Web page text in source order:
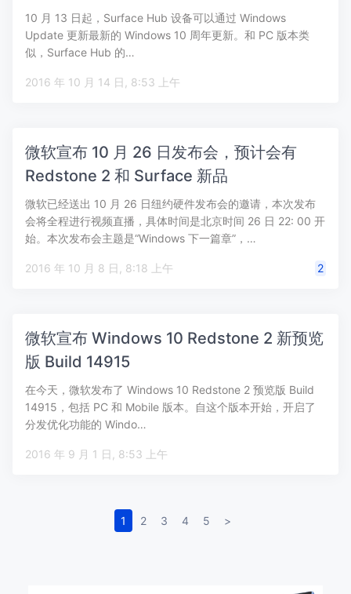
10 月 13 日起，Surface Hub 设备可以通过 Windows
Update 更新最新的 Windows 10 周年更新。和 PC 版本类
似，Surface Hub 的…
2016 年 10 月 14 日, 8:53 上午
微软宣布 10 月 26 日发布会，预计会有
Redstone 2 和 Surface 新品
微软已经送出 10 月 26 日纽约硬件发布会的邀请，本次发布
会将全程进行视频直播，具体时间是北京时间 26 日 22: 00 开
始。本次发布会主题是“Windows 下一篇章”，…
2016 年 10 月 8 日, 8:18 上午 2
微软宣布 Windows 10 Redstone 2 新预览
版 Build 14915
在今天，微软发布了 Windows 10 Redstone 2 预览版 Build
14915，包括 PC 和 Mobile 版本。自这个版本开始，开启了
分发优化功能的 Windo…
2016 年 9 月 1 日, 8:53 上午
1 2 3 4 5 >